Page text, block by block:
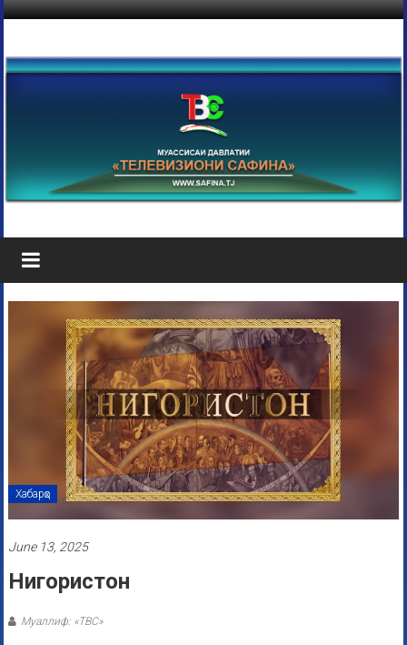
Хабарҳо
June 13, 2025
Нигористон
Муаллиф: «ТВС»